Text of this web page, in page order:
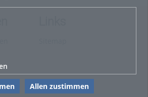
Allen zustimmen